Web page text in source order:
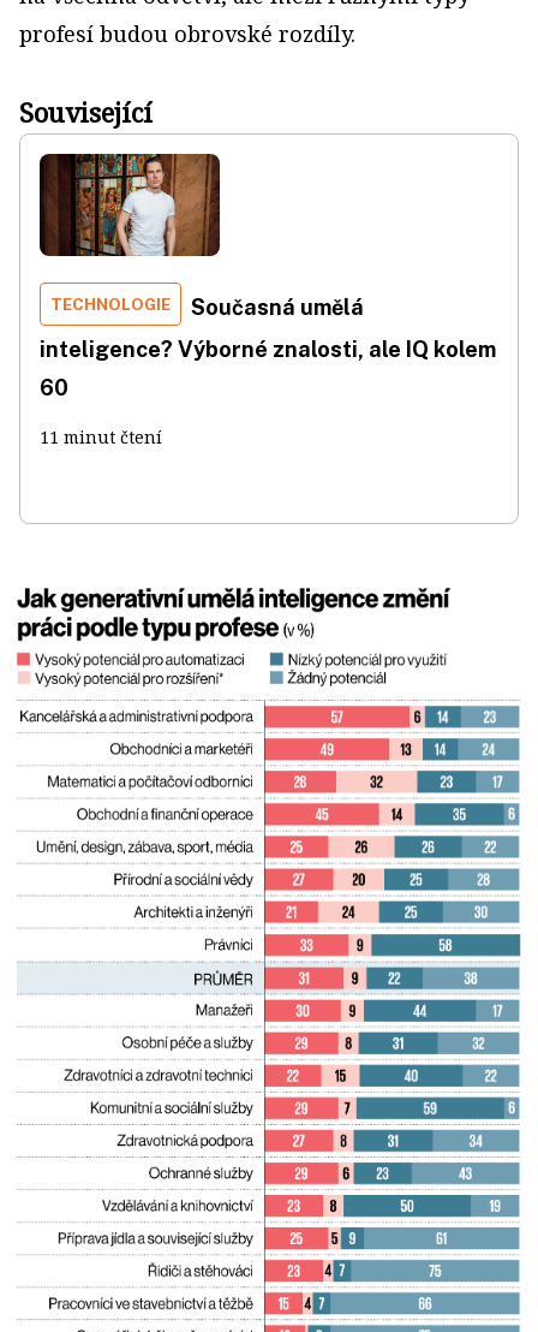
profesí budou obrovské rozdíly.
Související
TECHNOLOGIE
Současná umělá
inteligence? Výborné znalosti, ale IQ kolem
60
11 minut čtení